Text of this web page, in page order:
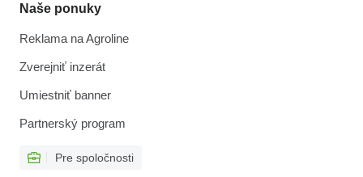
Naše ponuky
Reklama na Agroline
Zverejniť inzerát
Umiestniť banner
Partnerský program
Pre spoločnosti